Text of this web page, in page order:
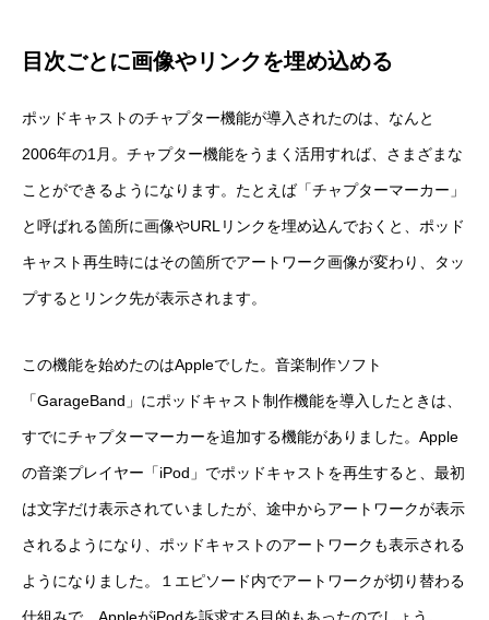
目次ごとに画像やリンクを埋め込める
ポッドキャストのチャプター機能が導入されたのは、なんと
2006年の1月。チャプター機能をうまく活用すれば、さまざまな
ことができるようになります。たとえば「チャプターマーカー」
と呼ばれる箇所に画像やURLリンクを埋め込んでおくと、ポッド
キャスト再生時にはその箇所でアートワーク画像が変わり、タッ
プするとリンク先が表示されます。
この機能を始めたのはAppleでした。音楽制作ソフト
「GarageBand」にポッドキャスト制作機能を導入したときは、
すでにチャプターマーカーを追加する機能がありました。Apple
の音楽プレイヤー「iPod」でポッドキャストを再生すると、最初
は文字だけ表示されていましたが、途中からアートワークが表示
されるようになり、ポッドキャストのアートワークも表示される
ようになりました。１エピソード内でアートワークが切り替わる
仕組みで、AppleがiPodを訴求する目的もあったのでしょう。